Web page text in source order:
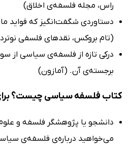
راس، مجله فلسفه‌ی اخلاق)
دستاوردی شگفت‌انگیز که فواید
(تام بروکس، نقدهای فلسفی
درکی تازه از فلسفه‌ی سیاسی از
برجسته‌ی آن. (آمازون)
کتاب فلسفه سیاسی چیست؟
دانشجو یا پژوهشگر فلسفه و
می‌خواهید درباره‌ی فلسفه‌ی